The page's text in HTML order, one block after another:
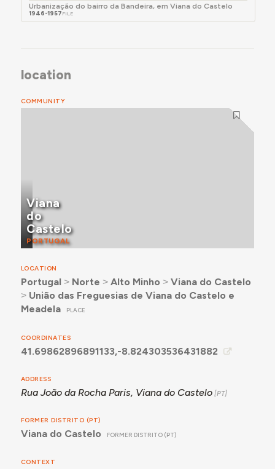
Urbanização do bairro da Bandeira, em Viana do Castelo
1946-1957 FILE
location
COMMUNITY
Viana
do
Castelo
PORTUGAL
LOCATION
Portugal ˃ Norte ˃ Alto Minho ˃ Viana do Castelo
˃ União das Freguesias de Viana do Castelo e
Meadela
PLACE
COORDINATES
41.69862896891133,-8.824303536431882
ADDRESS
Rua João da Rocha Paris, Viana do Castelo
FORMER DISTRITO (PT)
Viana do Castelo FORMER DISTRITO (PT)
CONTEXT